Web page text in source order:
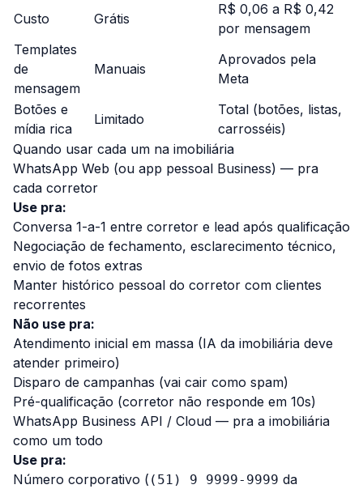
Custo
Grátis
R$ 0,06 a R$ 0,42
por mensagem
Templates
de
mensagem
Manuais
Aprovados pela
Meta
Botões e
mídia rica
Limitado
Total (botões, listas,
carrosséis)
Quando usar cada um na imobiliária
WhatsApp Web (ou app pessoal Business) — pra
cada corretor
Use pra:
Conversa 1-a-1 entre corretor e lead após qualificação
Negociação de fechamento, esclarecimento técnico,
envio de fotos extras
Manter histórico pessoal do corretor com clientes
recorrentes
Não use pra:
Atendimento inicial em massa (IA da imobiliária deve
atender primeiro)
Disparo de campanhas (vai cair como spam)
Pré-qualificação (corretor não responde em 10s)
WhatsApp Business API / Cloud — pra a imobiliária
como um todo
Use pra:
Número corporativo ( (51) 9 9999-9999 da